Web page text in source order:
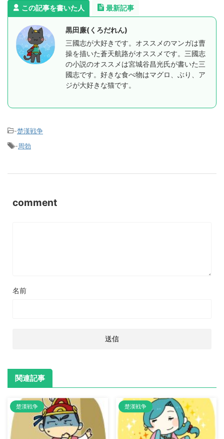
この記事を書いた人 最新記事
黒田廉(くろだれん)
三國志が大好きです。オススメのマンガは曹
操を描いた蒼天航路がオススメです。三國志
の小説のオススメは宮城谷昌光氏が書いた三
國志です。好きな食べ物はマグロ、ぶり、ア
ジが大好きな猫です。
-楚漢戦争
-周勃
comment
名前
関連記事
楚漢戦争 楚漢戦争